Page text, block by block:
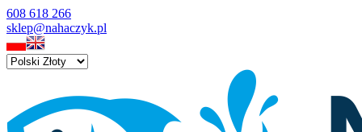
608 618 266
sklep@nahaczyk.pl